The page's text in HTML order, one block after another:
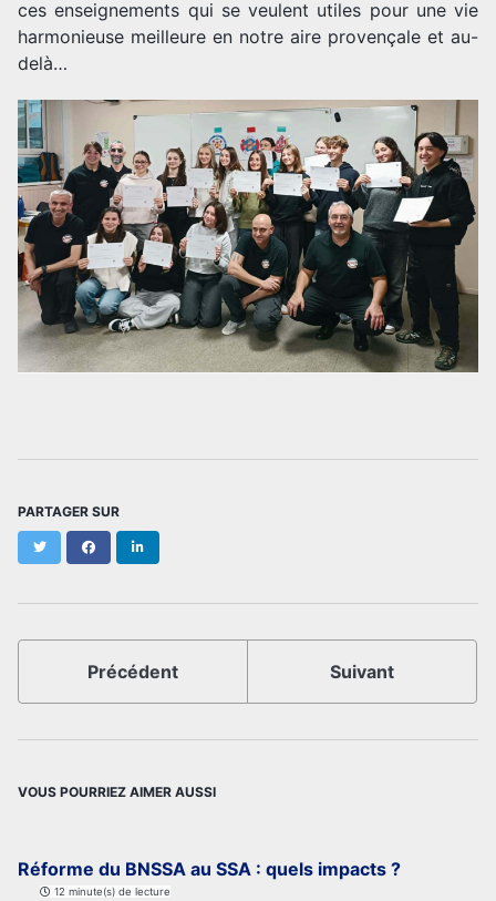
ces enseignements qui se veulent utiles pour une vie
harmonieuse meilleure en notre aire provençale et au-
delà…
PARTAGER SUR
Twitter Facebook
Précédent Suivant
VOUS POURRIEZ AIMER AUSSI
Réforme du BNSSA au SSA : quels impacts ?
12 minute(s) de lecture